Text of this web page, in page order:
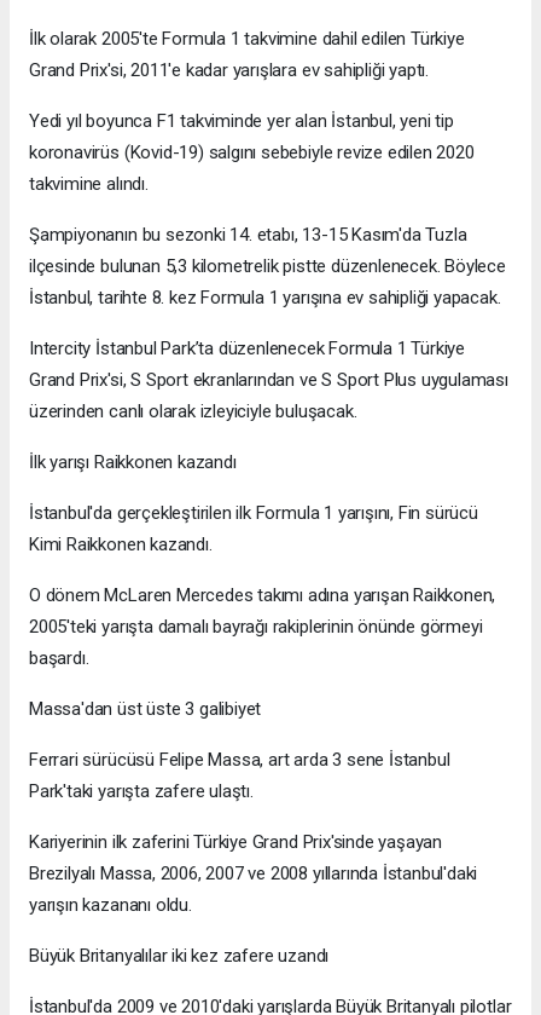
İlk olarak 2005'te Formula 1 takvimine dahil edilen Türkiye
Grand Prix'si, 2011'e kadar yarışlara ev sahipliği yaptı.
Yedi yıl boyunca F1 takviminde yer alan İstanbul, yeni tip
koronavirüs (Kovid-19) salgını sebebiyle revize edilen 2020
takvimine alındı.
Şampiyonanın bu sezonki 14. etabı, 13-15 Kasım'da Tuzla
ilçesinde bulunan 5,3 kilometrelik pistte düzenlenecek. Böylece
İstanbul, tarihte 8. kez Formula 1 yarışına ev sahipliği yapacak.
Intercity İstanbul Park’ta düzenlenecek Formula 1 Türkiye
Grand Prix'si, S Sport ekranlarından ve S Sport Plus uygulaması
üzerinden canlı olarak izleyiciyle buluşacak.
İlk yarışı Raikkonen kazandı
İstanbul'da gerçekleştirilen ilk Formula 1 yarışını, Fin sürücü
Kimi Raikkonen kazandı.
O dönem McLaren Mercedes takımı adına yarışan Raikkonen,
2005'teki yarışta damalı bayrağı rakiplerinin önünde görmeyi
başardı.
Massa'dan üst üste 3 galibiyet
Ferrari sürücüsü Felipe Massa, art arda 3 sene İstanbul
Park'taki yarışta zafere ulaştı.
Kariyerinin ilk zaferini Türkiye Grand Prix'sinde yaşayan
Brezilyalı Massa, 2006, 2007 ve 2008 yıllarında İstanbul'daki
yarışın kazananı oldu.
Büyük Britanyalılar iki kez zafere uzandı
İstanbul'da 2009 ve 2010'daki yarışlarda Büyük Britanyalı pilotlar